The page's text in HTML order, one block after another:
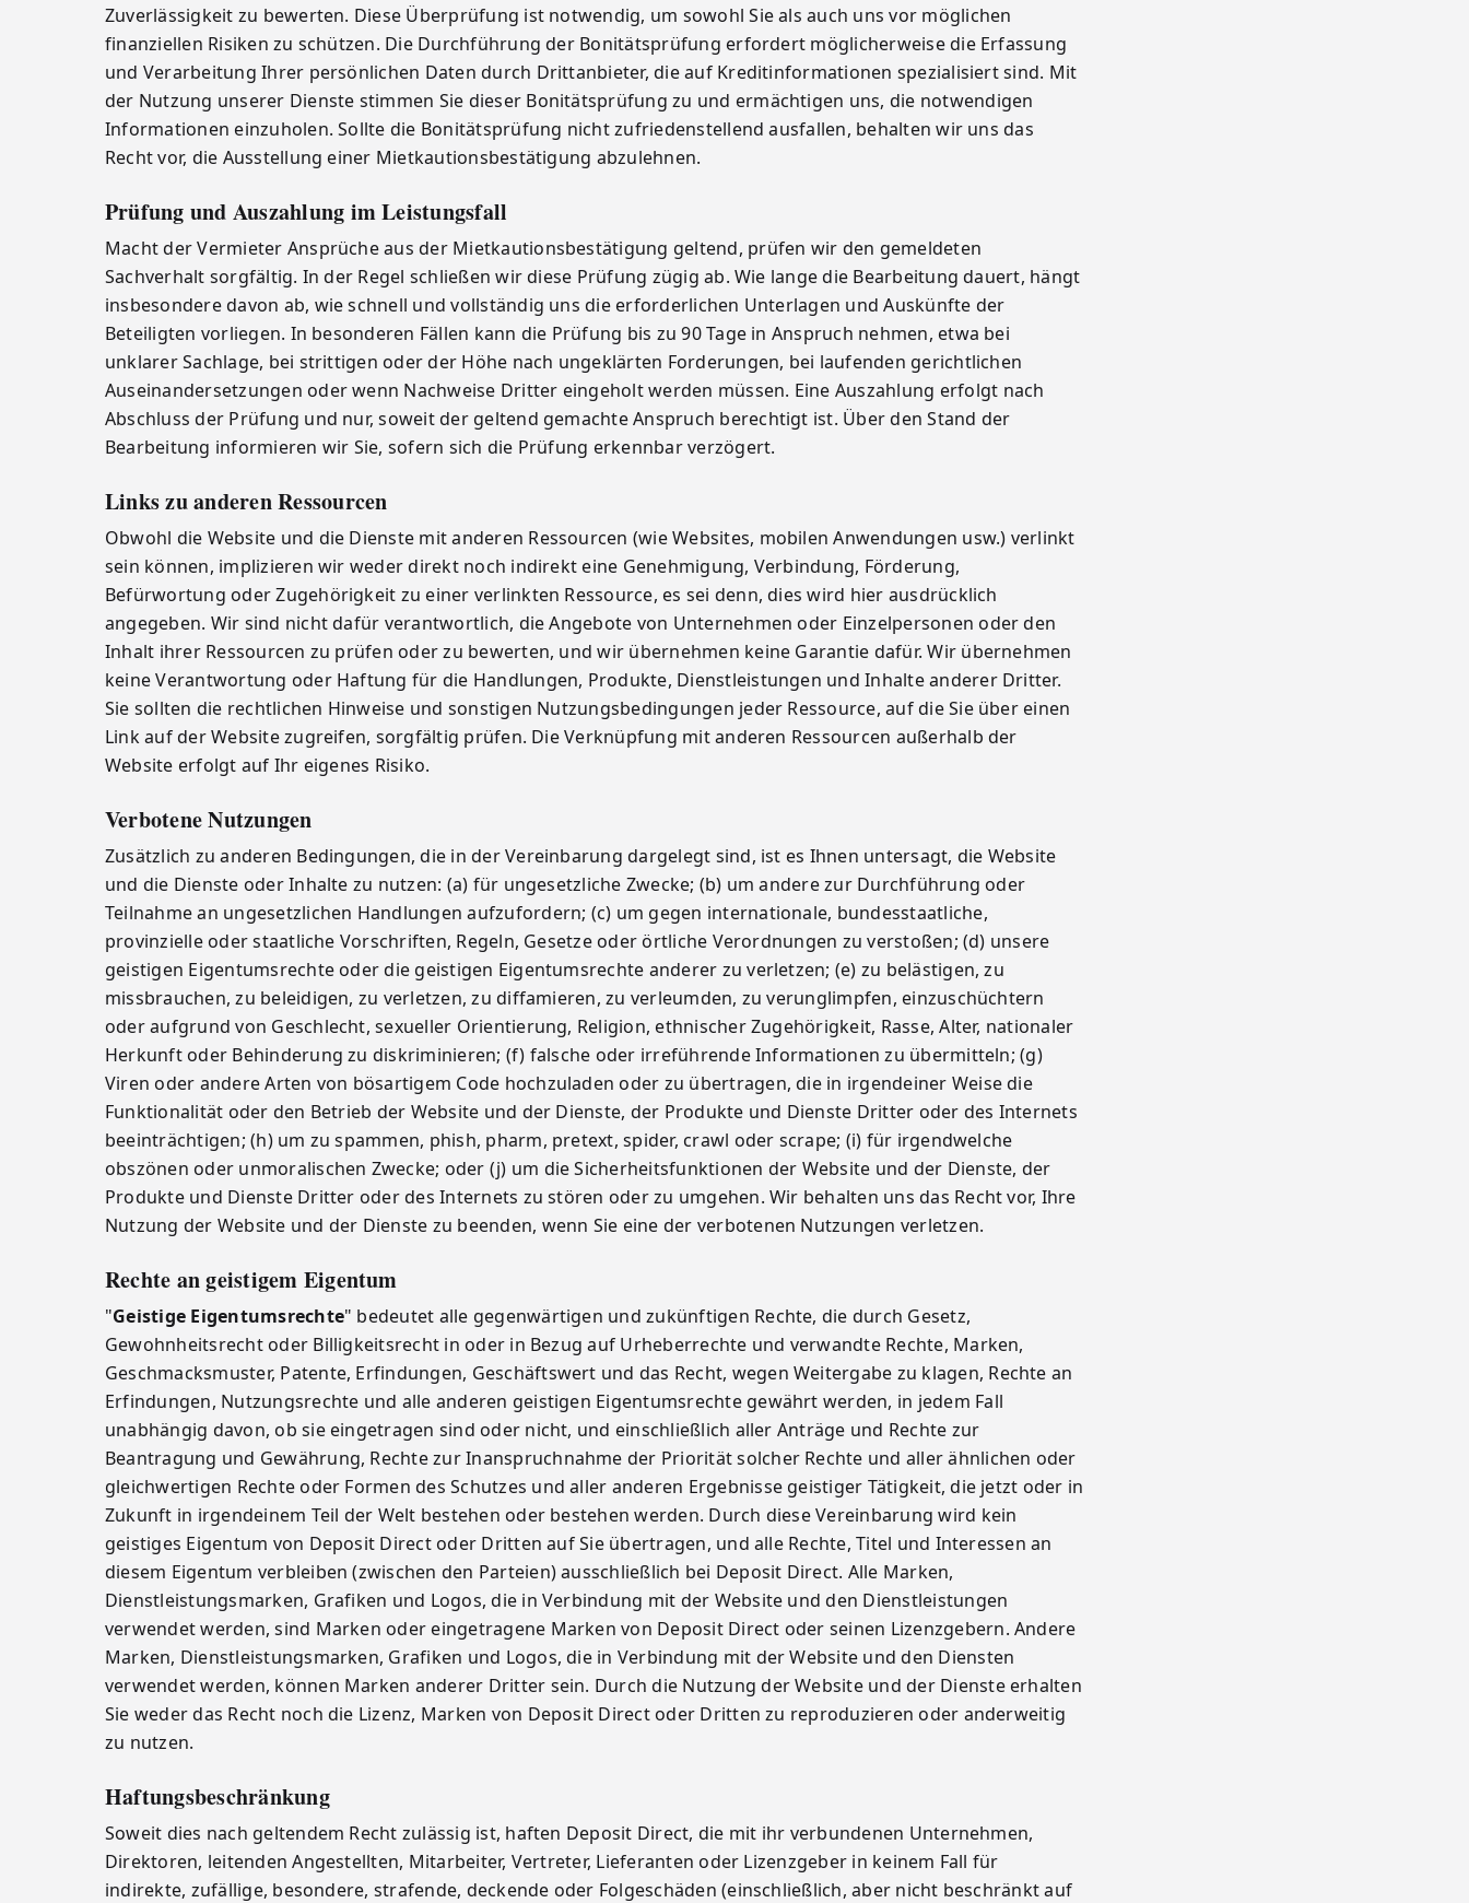
Zuverlässigkeit zu bewerten. Diese Überprüfung ist notwendig, um sowohl Sie als auch uns vor möglichen
finanziellen Risiken zu schützen. Die Durchführung der Bonitätsprüfung erfordert möglicherweise die Erfassung
und Verarbeitung Ihrer persönlichen Daten durch Drittanbieter, die auf Kreditinformationen spezialisiert sind. Mit
der Nutzung unserer Dienste stimmen Sie dieser Bonitätsprüfung zu und ermächtigen uns, die notwendigen
Informationen einzuholen. Sollte die Bonitätsprüfung nicht zufriedenstellend ausfallen, behalten wir uns das
Recht vor, die Ausstellung einer Mietkautionsbestätigung abzulehnen.
Prüfung und Auszahlung im Leistungsfall
Macht der Vermieter Ansprüche aus der Mietkautionsbestätigung geltend, prüfen wir den gemeldeten
Sachverhalt sorgfältig. In der Regel schließen wir diese Prüfung zügig ab. Wie lange die Bearbeitung dauert, hängt
insbesondere davon ab, wie schnell und vollständig uns die erforderlichen Unterlagen und Auskünfte der
Beteiligten vorliegen. In besonderen Fällen kann die Prüfung bis zu 90 Tage in Anspruch nehmen, etwa bei
unklarer Sachlage, bei strittigen oder der Höhe nach ungeklärten Forderungen, bei laufenden gerichtlichen
Auseinandersetzungen oder wenn Nachweise Dritter eingeholt werden müssen. Eine Auszahlung erfolgt nach
Abschluss der Prüfung und nur, soweit der geltend gemachte Anspruch berechtigt ist. Über den Stand der
Bearbeitung informieren wir Sie, sofern sich die Prüfung erkennbar verzögert.
Links zu anderen Ressourcen
Obwohl die Website und die Dienste mit anderen Ressourcen (wie Websites, mobilen Anwendungen usw.) verlinkt
sein können, implizieren wir weder direkt noch indirekt eine Genehmigung, Verbindung, Förderung,
Befürwortung oder Zugehörigkeit zu einer verlinkten Ressource, es sei denn, dies wird hier ausdrücklich
angegeben. Wir sind nicht dafür verantwortlich, die Angebote von Unternehmen oder Einzelpersonen oder den
Inhalt ihrer Ressourcen zu prüfen oder zu bewerten, und wir übernehmen keine Garantie dafür. Wir übernehmen
keine Verantwortung oder Haftung für die Handlungen, Produkte, Dienstleistungen und Inhalte anderer Dritter.
Sie sollten die rechtlichen Hinweise und sonstigen Nutzungsbedingungen jeder Ressource, auf die Sie über einen
Link auf der Website zugreifen, sorgfältig prüfen. Die Verknüpfung mit anderen Ressourcen außerhalb der
Website erfolgt auf Ihr eigenes Risiko.
Verbotene Nutzungen
Zusätzlich zu anderen Bedingungen, die in der Vereinbarung dargelegt sind, ist es Ihnen untersagt, die Website
und die Dienste oder Inhalte zu nutzen: (a) für ungesetzliche Zwecke; (b) um andere zur Durchführung oder
Teilnahme an ungesetzlichen Handlungen aufzufordern; (c) um gegen internationale, bundesstaatliche,
provinzielle oder staatliche Vorschriften, Regeln, Gesetze oder örtliche Verordnungen zu verstoßen; (d) unsere
geistigen Eigentumsrechte oder die geistigen Eigentumsrechte anderer zu verletzen; (e) zu belästigen, zu
missbrauchen, zu beleidigen, zu verletzen, zu diffamieren, zu verleumden, zu verunglimpfen, einzuschüchtern
oder aufgrund von Geschlecht, sexueller Orientierung, Religion, ethnischer Zugehörigkeit, Rasse, Alter, nationaler
Herkunft oder Behinderung zu diskriminieren; (f) falsche oder irreführende Informationen zu übermitteln; (g)
Viren oder andere Arten von bösartigem Code hochzuladen oder zu übertragen, die in irgendeiner Weise die
Funktionalität oder den Betrieb der Website und der Dienste, der Produkte und Dienste Dritter oder des Internets
beeinträchtigen; (h) um zu spammen, phish, pharm, pretext, spider, crawl oder scrape; (i) für irgendwelche
obszönen oder unmoralischen Zwecke; oder (j) um die Sicherheitsfunktionen der Website und der Dienste, der
Produkte und Dienste Dritter oder des Internets zu stören oder zu umgehen. Wir behalten uns das Recht vor, Ihre
Nutzung der Website und der Dienste zu beenden, wenn Sie eine der verbotenen Nutzungen verletzen.
Rechte an geistigem Eigentum
"Geistige Eigentumsrechte" bedeutet alle gegenwärtigen und zukünftigen Rechte, die durch Gesetz,
Gewohnheitsrecht oder Billigkeitsrecht in oder in Bezug auf Urheberrechte und verwandte Rechte, Marken,
Geschmacksmuster, Patente, Erfindungen, Geschäftswert und das Recht, wegen Weitergabe zu klagen, Rechte an
Erfindungen, Nutzungsrechte und alle anderen geistigen Eigentumsrechte gewährt werden, in jedem Fall
unabhängig davon, ob sie eingetragen sind oder nicht, und einschließlich aller Anträge und Rechte zur
Beantragung und Gewährung, Rechte zur Inanspruchnahme der Priorität solcher Rechte und aller ähnlichen oder
gleichwertigen Rechte oder Formen des Schutzes und aller anderen Ergebnisse geistiger Tätigkeit, die jetzt oder in
Zukunft in irgendeinem Teil der Welt bestehen oder bestehen werden. Durch diese Vereinbarung wird kein
geistiges Eigentum von Deposit Direct oder Dritten auf Sie übertragen, und alle Rechte, Titel und Interessen an
diesem Eigentum verbleiben (zwischen den Parteien) ausschließlich bei Deposit Direct. Alle Marken,
Dienstleistungsmarken, Grafiken und Logos, die in Verbindung mit der Website und den Dienstleistungen
verwendet werden, sind Marken oder eingetragene Marken von Deposit Direct oder seinen Lizenzgebern. Andere
Marken, Dienstleistungsmarken, Grafiken und Logos, die in Verbindung mit der Website und den Diensten
verwendet werden, können Marken anderer Dritter sein. Durch die Nutzung der Website und der Dienste erhalten
Sie weder das Recht noch die Lizenz, Marken von Deposit Direct oder Dritten zu reproduzieren oder anderweitig
zu nutzen.
Haftungsbeschränkung
Soweit dies nach geltendem Recht zulässig ist, haften Deposit Direct, die mit ihr verbundenen Unternehmen,
Direktoren, leitenden Angestellten, Mitarbeiter, Vertreter, Lieferanten oder Lizenzgeber in keinem Fall für
indirekte, zufällige, besondere, strafende, deckende oder Folgeschäden (einschließlich, aber nicht beschränkt auf